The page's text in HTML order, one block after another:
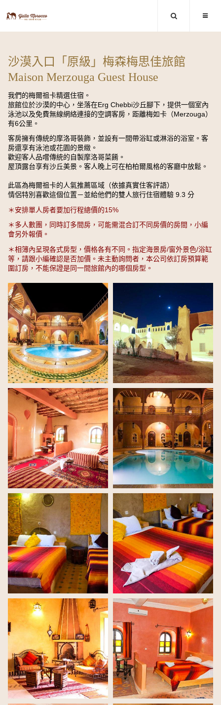
沙漠入口「原級」梅森梅思佳旅館
Maison Merzouga Guest House
我們的梅爾祖卡精選住宿。
旅館位於沙漠的中心，坐落在Erg Chebbi沙丘腳下，提供一個室內
泳池以及免費無線網絡連接的空調客房，距離梅如卡（Merzouga）
有6公里。
客房擁有傳統的摩洛哥裝飾，並設有一間帶浴缸或淋浴的浴室。客
房還享有泳池或花園的景緻。
歡迎客人品嚐傳統的自製摩洛哥菜餚。
屋頂露台享有沙丘美景。客人晚上可在柏柏爾風格的客廳中放鬆。
此區為梅爾祖卡的人氣推薦區域（依據真實住客評語）
情侶特別喜歡這個位置－並給他們的雙人旅行住宿體驗 9.3 分
＊安排單人房者要加行程總價的15%
＊多人數團，同時訂多間房，可能需混合訂不同房價的房間，小編
會另外報價。
＊相簿內呈現各式房型，價格各有不同。指定海景房/窗外景色/浴缸
等，請跟小編確認是否加價。未主動詢問者，本公司依訂房預算範
圍訂房，不能保證是同一間旅館內的哪個房型。